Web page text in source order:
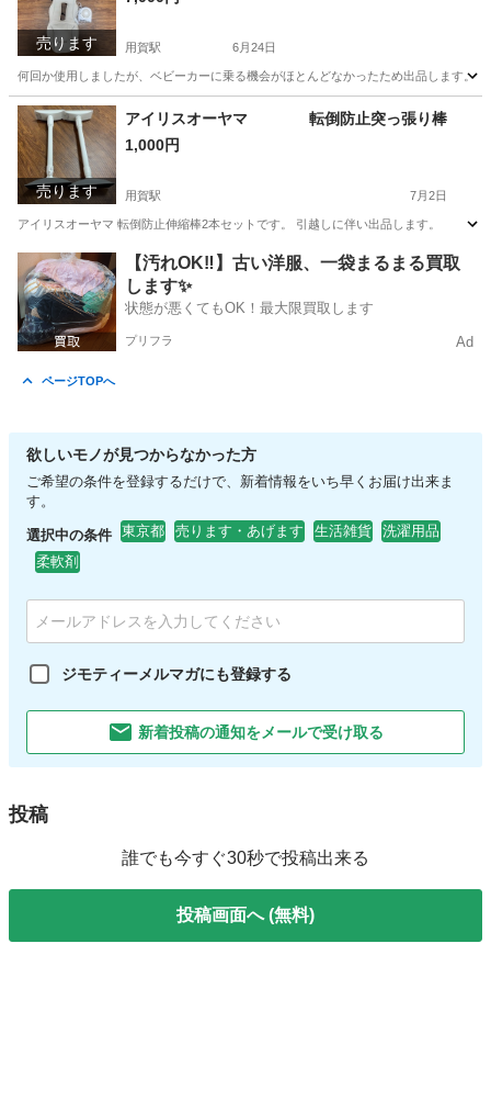
売ります 用賀駅 6月24日
何回か使用しましたが、ベビーカーに乗る機会がほとんどなかったため出品します。
東京 世田谷区 用賀駅 ベビー用品 ロリポップ
売ります
アイリスオーヤマ 転倒防止突っ張り棒
1,000円
用賀駅 7月2日
アイリスオーヤマ 転倒防止伸縮棒2本セットです。 引越しに伴い出品します。
東京 世田谷区 用賀駅 その他
【汚れOK‼️】古い洋服、一袋まるまる買取
します✨
状態が悪くてもOK！最大限買取します
プリフラ Ad
ページTOPへ
欲しいモノが見つからなかった方
ご希望の条件を登録するだけで、新着情報をいち早くお届け出来ま
す。
選択中の条件 東京都 売ります・あげます 生活雑貨
洗濯用品
柔軟剤
ジモティーメルマガにも登録する
新着投稿の通知をメールで受け取る
投稿
誰でも今すぐ30秒で投稿出来る
投稿画面へ (無料)